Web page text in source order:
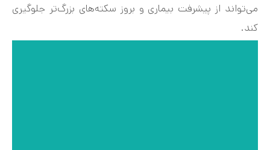
می‌تواند از پیشرفت بیماری و بروز سکته‌های بزرگ‌تر جلوگیری
کند.